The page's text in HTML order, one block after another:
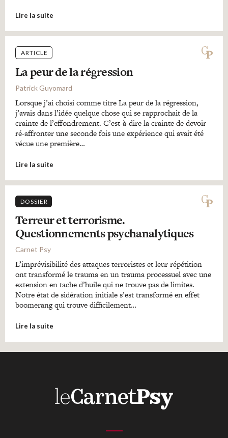
Lire la suite
ARTICLE
La peur de la régression
Patrick Guyomard
Lorsque j’ai choisi comme titre La peur de la régression,
j’avais dans l’idée quelque chose qui se rapprochait de la
crainte de l’effondrement. C’est-à-dire la crainte de devoir
ré-affronter une seconde fois une expérience qui avait été
vécue une première…
Lire la suite
DOSSIER
Terreur et terrorisme.
Questionnements psychanalytiques
Carnet Psy
L’imprévisibilité des attaques terroristes et leur répétition
ont transformé le trauma en un trauma processuel avec une
extension en tache d’huile qui ne trouve pas de limites.
Notre état de sidération initiale s’est transformé en effet
boomerang qui trouve difficilement…
Lire la suite